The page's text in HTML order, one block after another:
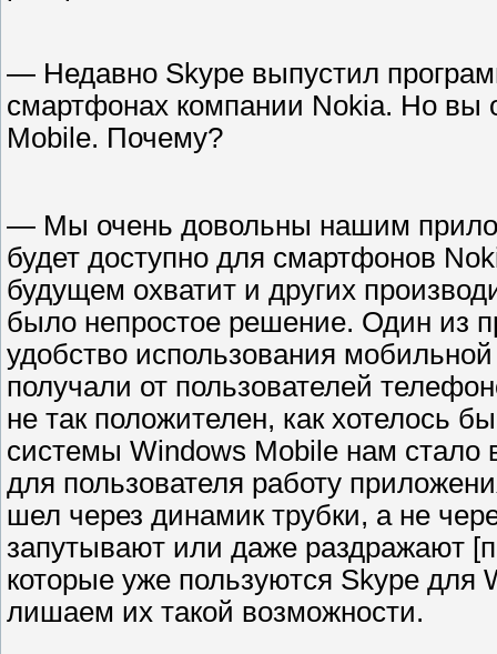
— Недавно Skype выпустил
смартфонах компании Nokia. Но вы
Mobile. Почему?
— Мы очень довольны нашим
будет доступно для смартфонов
будущем охватит и других
было непростое решение. Один из
удобство использования
получали от пользователей
не так положителен, как хотелось
системы Windows Mobile нам стало
для пользователя работу
шел через динамик трубки, а не
запутывают или даже раздражают
которые уже пользуются Skype
лишаем их такой возможности.